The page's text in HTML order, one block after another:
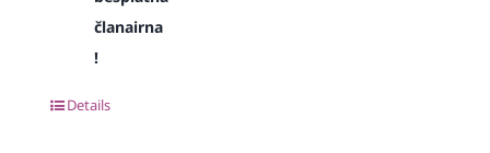
članairna
!
Details